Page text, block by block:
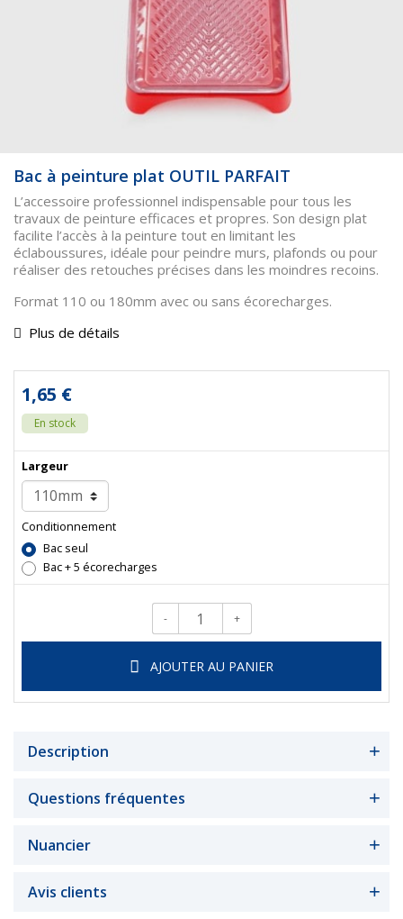
Bac à peinture plat OUTIL PARFAIT
L’accessoire professionnel indispensable pour tous les
travaux de peinture efficaces et propres. Son design plat
facilite l’accès à la peinture tout en limitant les
éclaboussures, idéale pour peindre murs, plafonds ou pour
réaliser des retouches précises dans les moindres recoins.
Format 110 ou 180mm avec ou sans écorecharges.
Plus de détails
1,65 €
En stock
Largeur
Conditionnement
Bac seul
Bac + 5 écorecharges
Qté.
- +
AJOUTER AU PANIER
Description
Questions fréquentes
Nuancier
Avis clients